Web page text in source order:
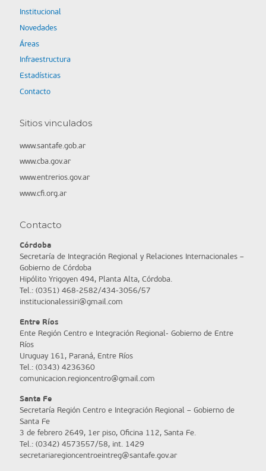
Institucional
Novedades
Áreas
Infraestructura
Estadísticas
Contacto
Sitios vinculados
www.santafe.gob.ar
www.cba.gov.ar
www.entrerios.gov.ar
www.cfi.org.ar
Contacto
Córdoba
Secretaría de Integración Regional y Relaciones Internacionales –
Gobierno de Córdoba
Hipólito Yrigoyen 494, Planta Alta, Córdoba.
Tel.: (0351) 468-2582/434-3056/57
institucionalessiri@gmail.com
Entre Ríos
Ente Región Centro e Integración Regional- Gobierno de Entre
Ríos
Uruguay 161, Paraná, Entre Ríos
Tel.: (0343) 4236360
comunicacion.regioncentro@gmail.com
Santa Fe
Secretaría Región Centro e Integración Regional – Gobierno de
Santa Fe
3 de febrero 2649, 1er piso, Oficina 112, Santa Fe.
Tel.: (0342) 4573557/58, int. 1429
secretariaregioncentroeintreg@santafe.gov.ar